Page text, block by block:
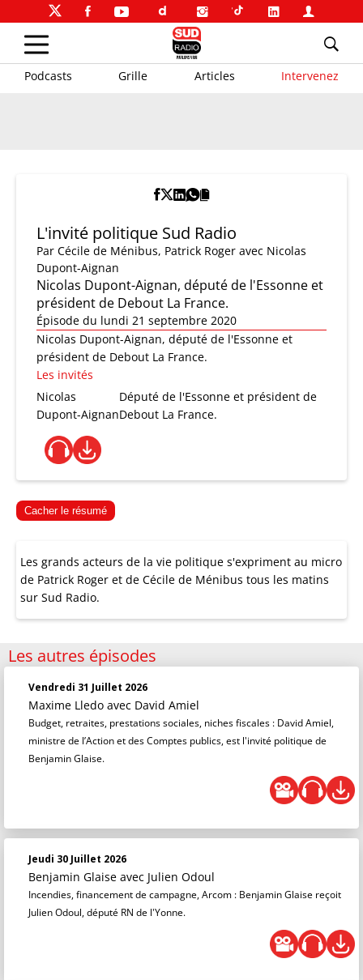
Podcasts Grille Articles Intervenez
L'invité politique Sud Radio
Par Cécile de Ménibus, Patrick Roger avec Nicolas
Dupont-Aignan
Nicolas Dupont-Aignan, député de l'Essonne et
président de Debout La France.
Épisode du lundi 21 septembre 2020
Nicolas Dupont-Aignan, député de l'Essonne et
président de Debout La France.
Les invités
Nicolas
Dupont-Aignan
Député de l'Essonne et président de
Debout La France.
Cacher le résumé
Les grands acteurs de la vie politique s'expriment au micro
de Patrick Roger et de Cécile de Ménibus tous les matins
sur Sud Radio.
Les autres épisodes
Vendredi 31 Juillet 2026
Maxime Lledo avec David Amiel
Budget, retraites, prestations sociales, niches fiscales : David Amiel,
ministre de l’Action et des Comptes publics, est l'invité politique de
Benjamin Glaise.
Jeudi 30 Juillet 2026
Benjamin Glaise avec Julien Odoul
Incendies, financement de campagne, Arcom : Benjamin Glaise reçoit
Julien Odoul, député RN de l'Yonne.